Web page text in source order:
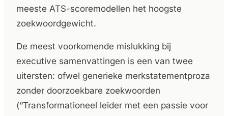
meeste ATS-scoremodellen het hoogste
zoekwoordgewicht.
De meest voorkomende mislukking bij
executive samenvattingen is een van twee
uitersten: ofwel generieke merkstatementproza
zonder doorzoekbare zoekwoorden
(“Transformationeel leider met een passie voor